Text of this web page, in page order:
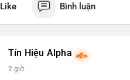
Like Bình luận
Tín Hiệu Alpha
2 giờ